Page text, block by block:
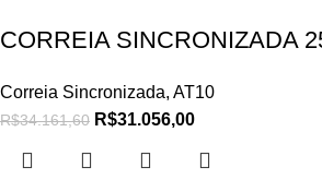
CORREIA SINCRONIZADA
Correia Sincronizada, AT10
R$34.161,60 R$31.056,00